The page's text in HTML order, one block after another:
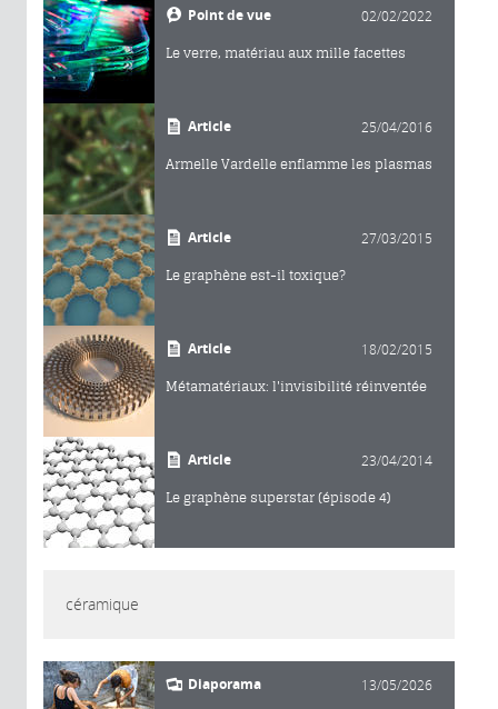
Point de vue 02/02/2022
Le verre, matériau aux mille facettes
Article 25/04/2016
Armelle Vardelle enflamme les plasmas
Article 27/03/2015
Le graphène est-il toxique?
Article 18/02/2015
Métamatériaux: l'invisibilité réinventée
Article 23/04/2014
Le graphène superstar (épisode 4)
céramique
Diaporama 13/05/2026